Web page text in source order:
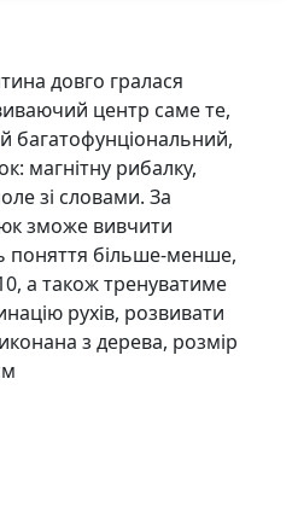
довго гралася
центр саме те,
багатофунціональний,
магнітну рибалку,
зі словами. За
зможе вивчити
поняття більше-менше,
а також тренуватиме
рухів, розвивати
з дерева, розмір